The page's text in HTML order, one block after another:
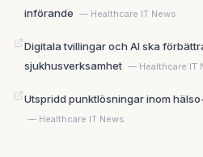
införande — Healthcare IT News
Digitala tvillingar och AI ska
sjukhusverksamhet — Healthcare IT
Utspridd punktlösningar inom
— Healthcare IT News